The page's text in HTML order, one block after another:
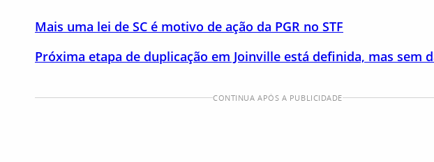
Mais uma lei de SC é motivo de ação da PGR no STF
Próxima etapa de duplicação em Joinville está definida, mas sem
CONTINUA APÓS A PUBLICIDADE